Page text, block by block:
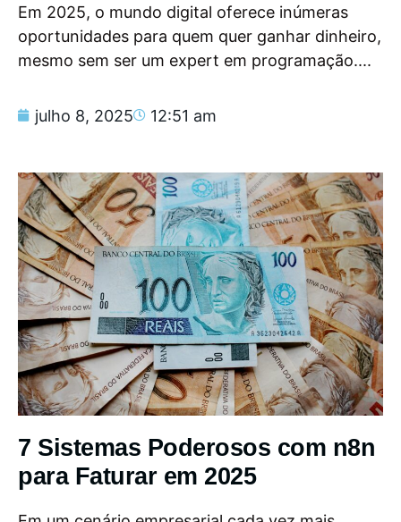
Em 2025, o mundo digital oferece inúmeras
oportunidades para quem quer ganhar dinheiro,
mesmo sem ser um expert em programação....
julho 8, 2025 12:51 am
7 Sistemas Poderosos com n8n
para Faturar em 2025